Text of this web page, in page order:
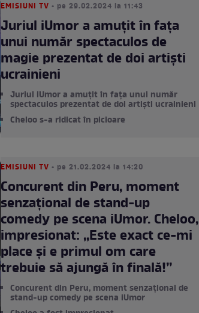
EMISIUNI TV • pe 29.02.2024 la 11:43
Juriul iUmor a amuțit în fața
unui număr spectaculos de
magie prezentat de doi artiști
ucrainieni
Juriul iUmor a amuțit în fața unui număr
spectaculos prezentat de doi artiști ucrainieni
Cheloo s-a ridicat în picioare
EMISIUNI TV • pe 21.02.2024 la 14:20
Concurent din Peru, moment
senzațional de stand-up
comedy pe scena iUmor. Cheloo,
impresionat: ,,Este exact ce-mi
place și e primul om care
trebuie să ajungă în finală!’’
Concurent din Peru, moment senzațional de
stand-up comedy pe scena iUmor